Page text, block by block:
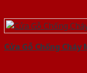
Cửa Gỗ Chống Cháy